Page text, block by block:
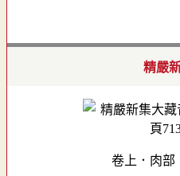
精嚴
卷上．肉部